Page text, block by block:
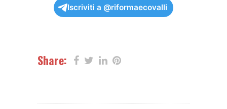
Iscriviti a @riformaecovalli
Share: